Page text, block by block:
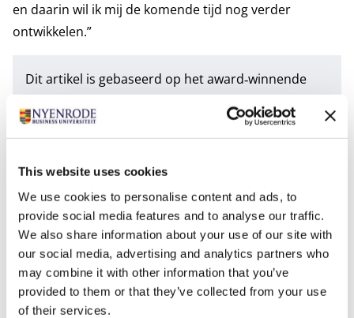
This website uses cookies
We use cookies to personalise content and ads, to
provide social media features and to analyse our traffic.
We also share information about your use of our site with
our social media, advertising and analytics partners who
may combine it with other information that you’ve
provided to them or that they’ve collected from your use
of their services.
en daarin wil ik mij de komende tijd nog verder
ontwikkelen.”
Dit artikel is gebaseerd op het award‑winnende
Business Universiteit) naar leiderschap en
MMBA Public and Private.
Lees
hier meer
over de track MMBA Public and
Private. Meer weten over regionale samenwerking
in de zorg? Bekijk dan deLeergang Regisseren van
samenwerking in de zorg.
Foto's